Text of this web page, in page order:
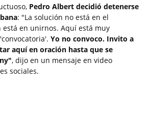
Pedro Albert decidió detenerse
: "La solución no está en el
está en unirnos. Aquí está muy
Yo no convoco. Invito a
aquí en oración hasta que se
, dijo en un mensaje en video
sociales.